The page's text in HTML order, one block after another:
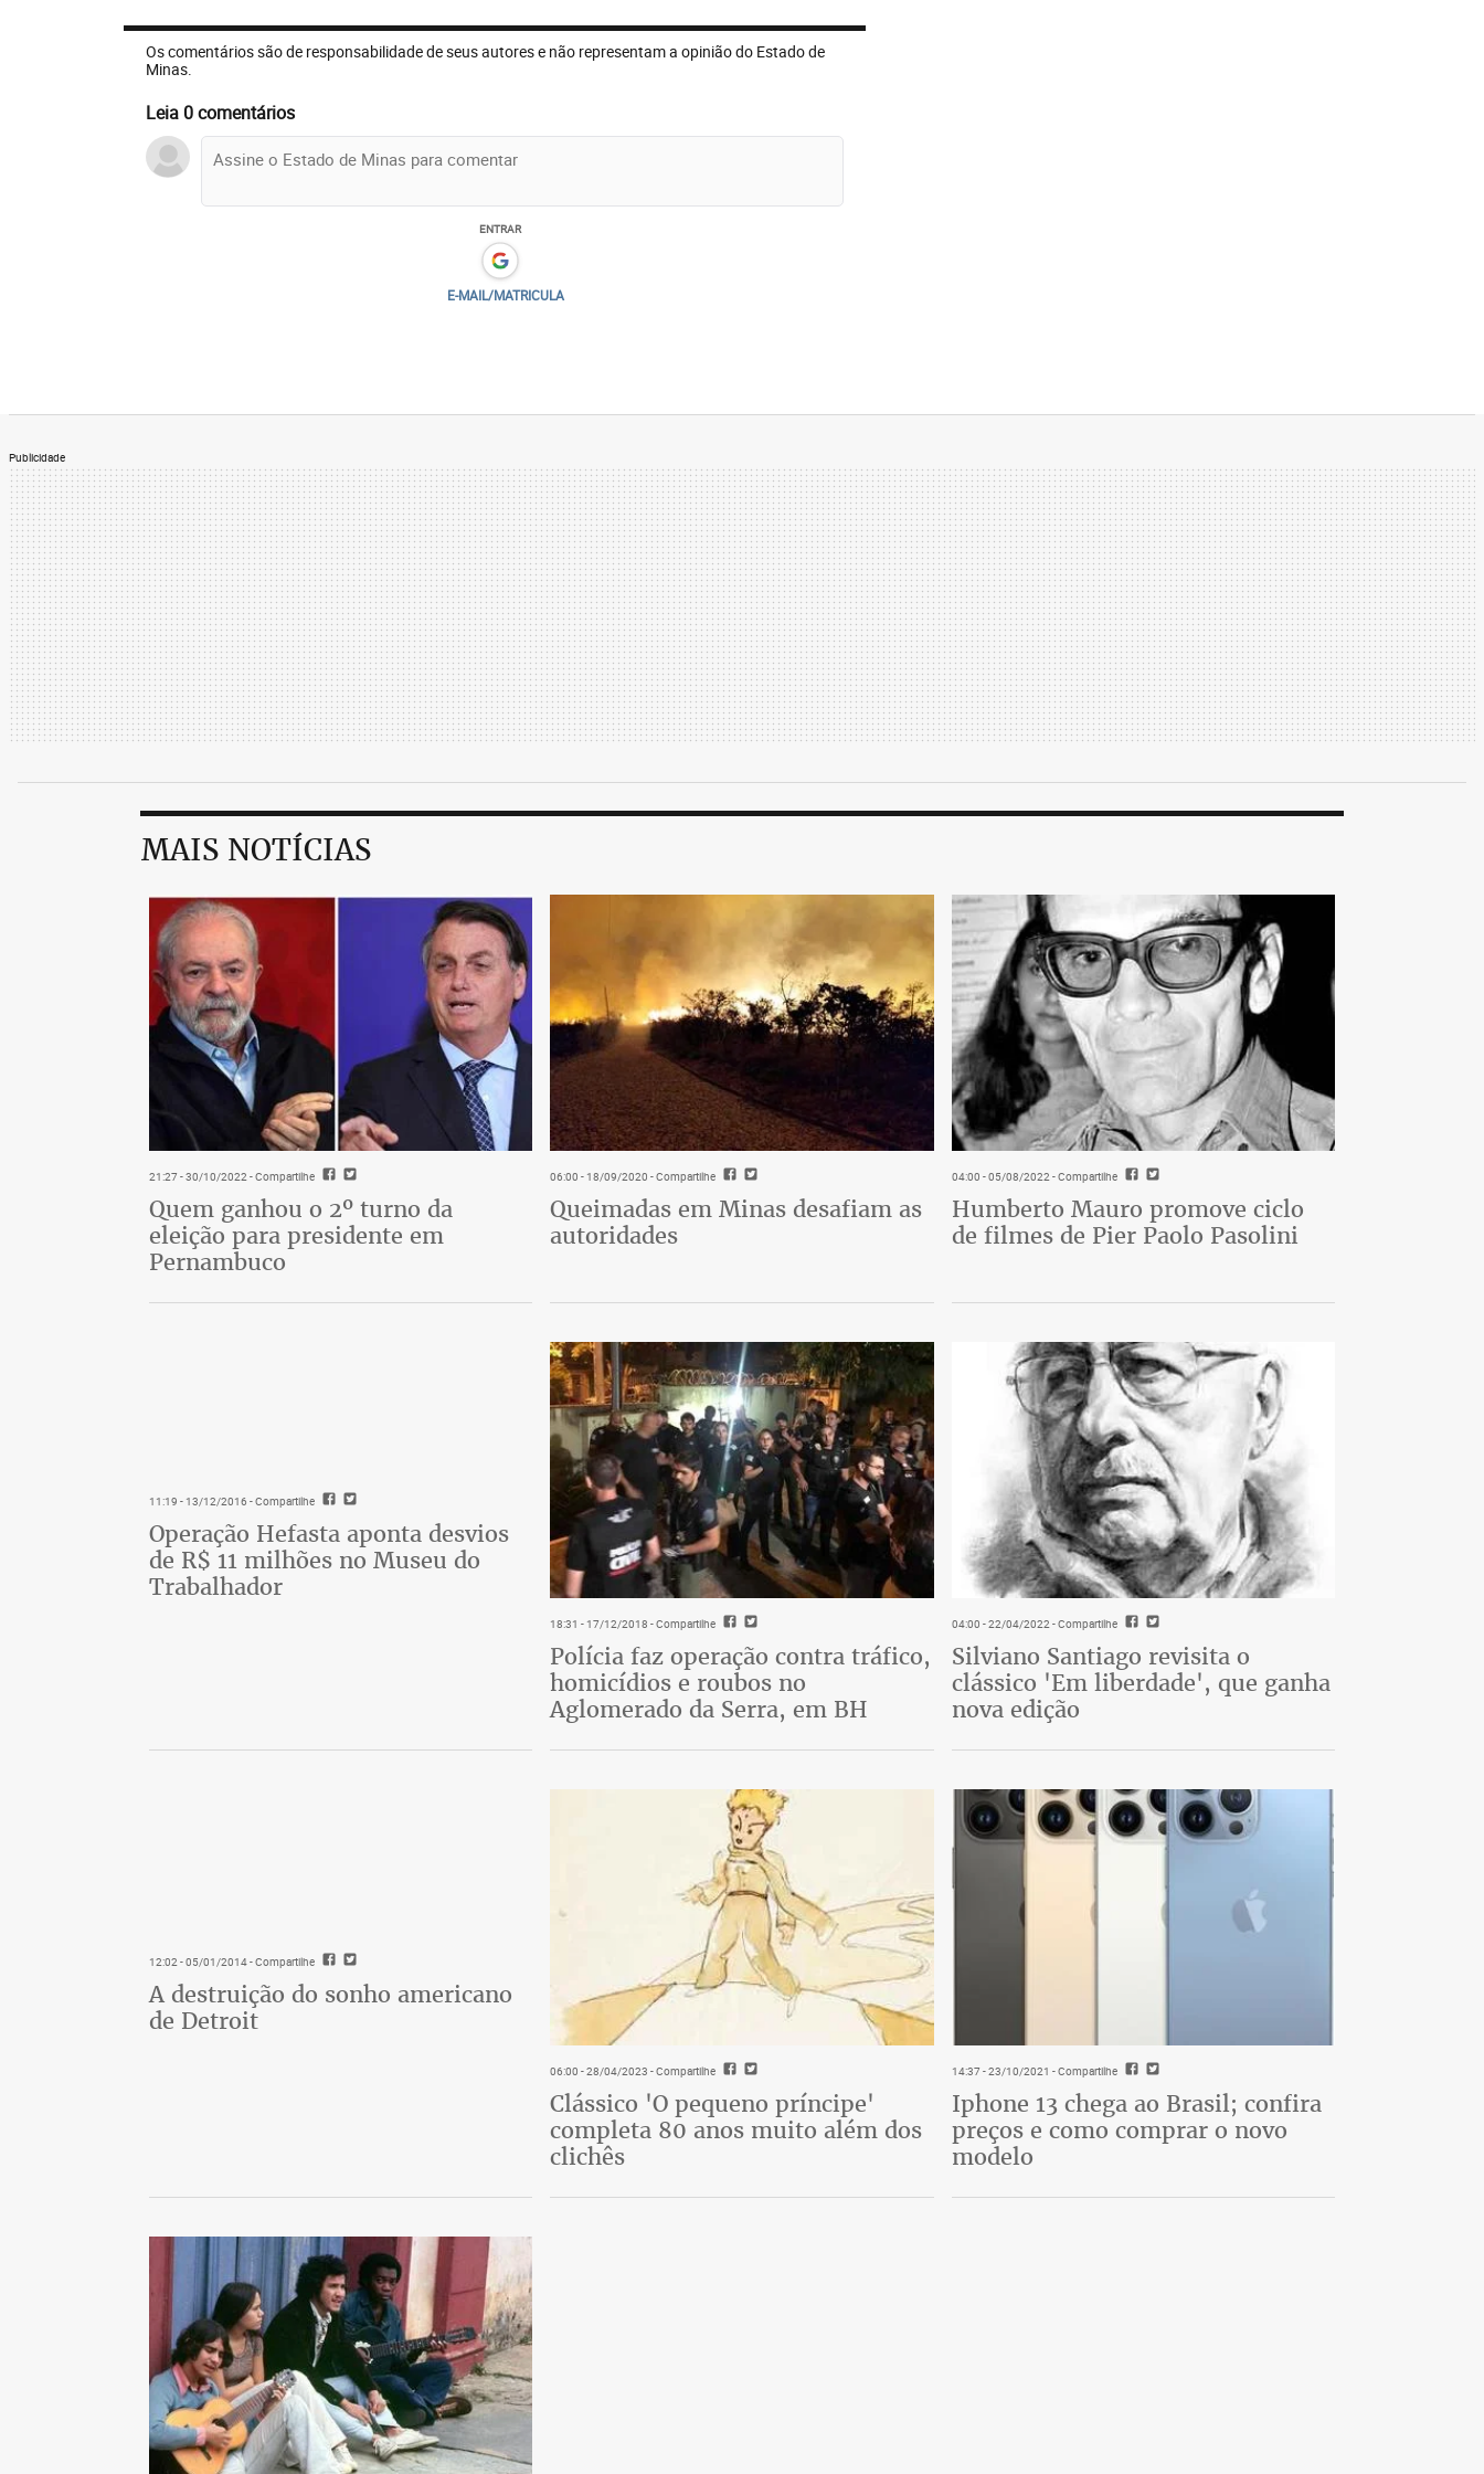
Os comentários são de responsabilidade de seus autores e não representam a opinião do Estado de
Minas.
Leia 0 comentários
ENTRAR
E-MAIL/MATRICULA
Publicidade
MAIS NOTÍCIAS
21:27 - 30/10/2022- Compartilhe
Quem ganhou o 2º turno da
eleição para presidente em
Pernambuco
06:00 - 18/09/2020 - Compartilhe
Queimadas em Minas desafiam as
autoridades
04:00 - 05/08/2022- Compartilhe
Humberto Mauro promove ciclo
de filmes de Pier Paolo Pasolini
11:19 - 13/12/2016 - Compartilhe
Operação Hefasta aponta desvios
de R$ 11 milhões no Museu do
Trabalhador
18:31 - 17/12/2018 - Compartilhe
Polícia faz operação contra tráfico,
homicídios e roubos no
Aglomerado da Serra, em BH
04:00 - 22/04/2022- Compartilhe
Silviano Santiago revisita o
clássico 'Em liberdade', que ganha
nova edição
12:02 - 05/01/2014- Compartilhe
A destruição do sonho americano
de Detroit
06:00 - 28/04/2023 - Compartilhe
Clássico 'O pequeno príncipe'
completa 80 anos muito além dos
clichês
14:37 - 23/10/2021 - Compartilhe
Iphone 13 chega ao Brasil; confira
preços e como comprar o novo
modelo